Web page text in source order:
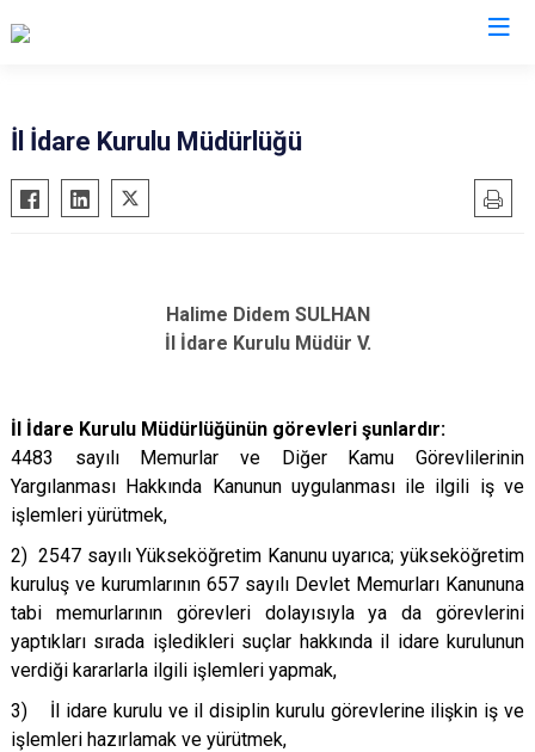
İl İdare Kurulu Müdürlüğü
Halime Didem SULHAN
İl İdare Kurulu Müdür V.
İl İdare Kurulu Müdürlüğünün görevleri şunlardır:
4483 sayılı Memurlar ve Diğer Kamu Görevlilerinin
Yargılanması Hakkında Kanunun uygulanması ile ilgili iş ve
işlemleri yürütmek,
2) 2547 sayılı Yükseköğretim Kanunu uyarıca; yükseköğretim
kuruluş ve kurumlarının 657 sayılı Devlet Memurları Kanununa
tabi memurlarının görevleri dolayısıyla ya da görevlerini
yaptıkları sırada işledikleri suçlar hakkında il idare kurulunun
verdiği kararlarla ilgili işlemleri yapmak,
3) İl idare kurulu ve il disiplin kurulu görevlerine ilişkin iş ve
işlemleri hazırlamak ve yürütmek,